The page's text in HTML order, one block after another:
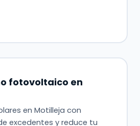
fotovoltaico en
en Motilleja con
excedentes y reduce tu